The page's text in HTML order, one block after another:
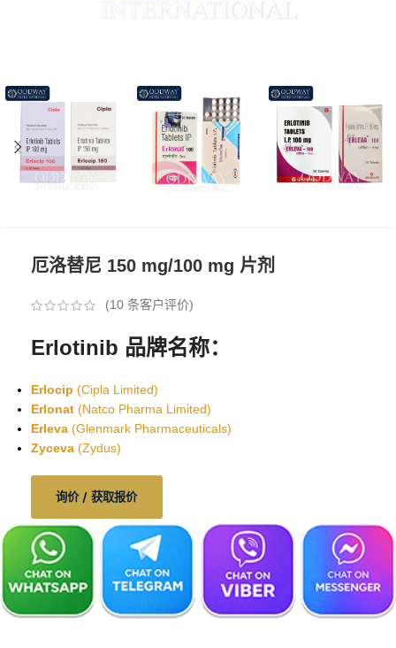
厄洛替尼 150 mg/100 mg 片剂
(10 条客户评价)
Erlotinib 品牌名称：
Erlocip (Cipla Limited)
Erlonat (Natco Pharma Limited)
Erleva (Glenmark Pharmaceuticals)
Zyceva (Zydus)
询价 / 获取报价